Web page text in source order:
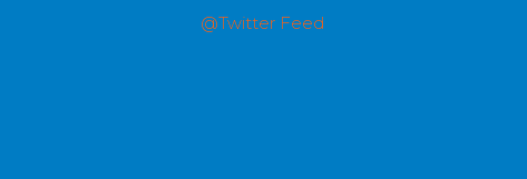
@Twitter Feed